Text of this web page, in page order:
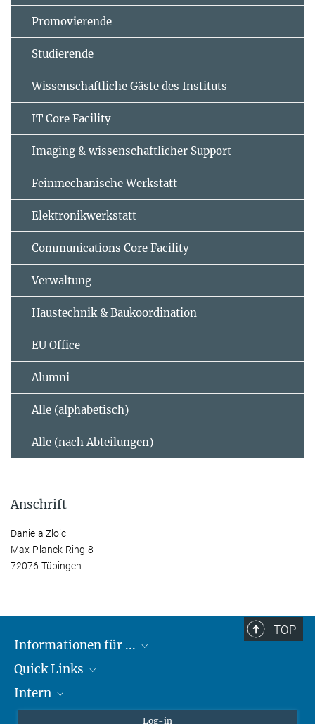
Promovierende
Studierende
Wissenschaftliche Gäste des Instituts
IT Core Facility
Imaging & wissenschaftlicher Support
Feinmechanische Werkstatt
Elektronikwerkstatt
Communications Core Facility
Verwaltung
Haustechnik & Baukoordination
EU Office
Alumni
Alle (alphabetisch)
Alle (nach Abteilungen)
Anschrift
Daniela Zloic
Max-Planck-Ring 8
72076 Tübingen
TOP
Informationen für ...
Lieferanten
Studierende
Quick Links
Max-Planck-Gesellschaft
Max-Planck-Campus Tübingen
Intern
Log-in